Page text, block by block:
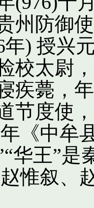
州防御
年) 授兴
校太尉
疾薨，
节度使
《中牟
华王”是
惟叙、